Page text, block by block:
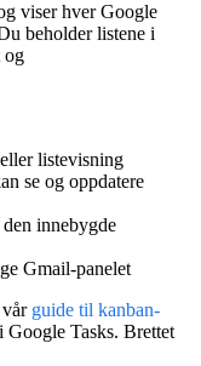
viser hver Google
beholder listene i
og
listevisning
se og oppdatere
innebygde
Gmail-panelet
vår guide til kanban-
Tasks. Brettet